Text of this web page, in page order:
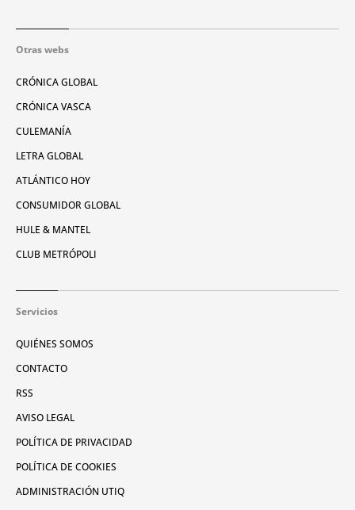
Otras webs
CRÓNICA GLOBAL
CRÓNICA VASCA
CULEMANÍA
LETRA GLOBAL
ATLÁNTICO HOY
CONSUMIDOR GLOBAL
HULE & MANTEL
CLUB METRÓPOLI
Servicios
QUIÉNES SOMOS
CONTACTO
RSS
AVISO LEGAL
POLÍTICA DE PRIVACIDAD
POLÍTICA DE COOKIES
ADMINISTRACIÓN UTIQ